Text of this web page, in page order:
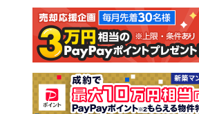
注文住宅 土地
売却査定